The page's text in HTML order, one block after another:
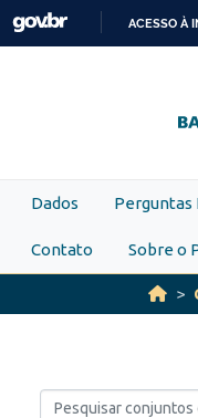
Skip to main content
ACESSO À
Dados Perguntas
Contato Sobre o